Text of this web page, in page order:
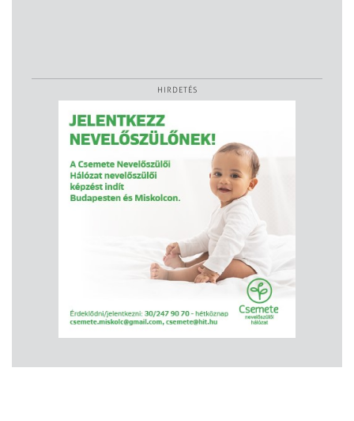
HIRDETÉS